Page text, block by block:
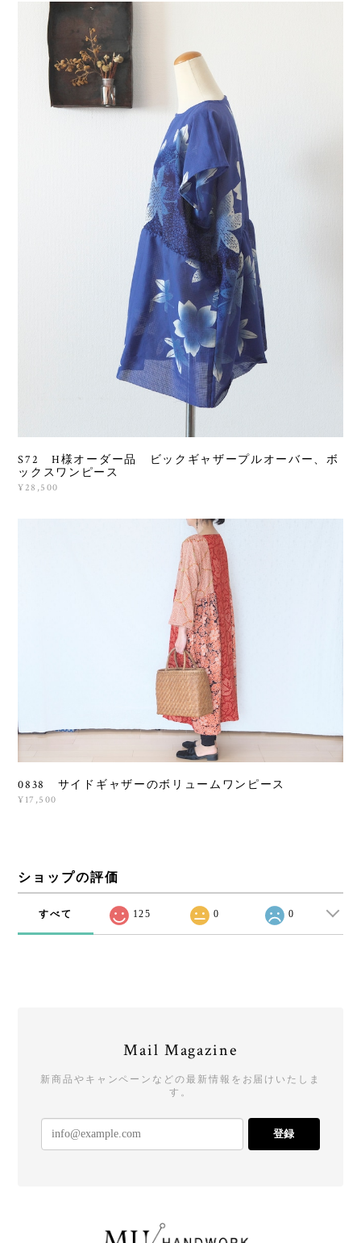
S72 H様オーダー品 ビックギャザープルオーバー、ボ
ックスワンピース
¥28,500
0838 サイドギャザーのボリュームワンピース
¥17,500
ショップの評価
すべて 125 0 0
Mail Magazine
新商品やキャンペーンなどの最新情報をお届けいたしま
す。
登録